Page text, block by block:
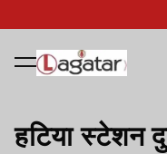
हटिया स्टेशन